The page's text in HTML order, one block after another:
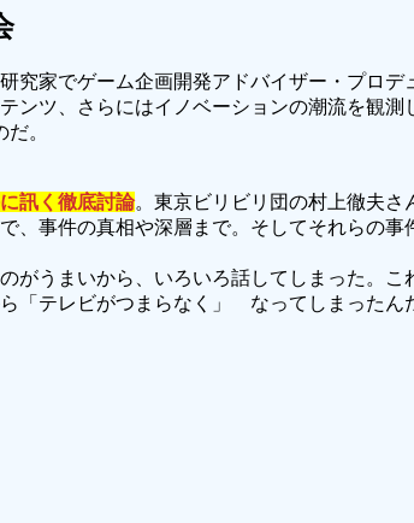
究家でゲーム企画開発アドバイザー・プロ
ツ、さらにはイノベーションの潮流を観
。
訊く徹底討論。東京ビリビリ団の村上徹夫さ
、事件の真相や深層まで。そしてそれらの
うまいから、いろいろ話してしまった。
「テレビがつまらなく」 なってしまったん